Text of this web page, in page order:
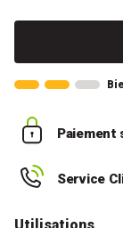
Paiement
Service